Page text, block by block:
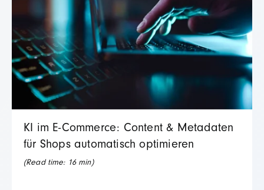
KI im E-Commerce: Content & Metadaten
für Shops automatisch optimieren
(Read time: 16min)